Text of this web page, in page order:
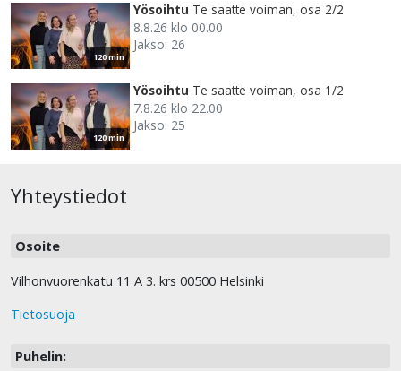
120 min
Yösoihtu Te saatte voiman, osa 2/2
8.8.26 klo 00.00
Jakso: 26
120 min
Yösoihtu Te saatte voiman, osa 1/2
7.8.26 klo 22.00
Jakso: 25
Yhteystiedot
Osoite
Vilhonvuorenkatu 11 A 3. krs 00500 Helsinki
Tietosuoja
Puhelin: